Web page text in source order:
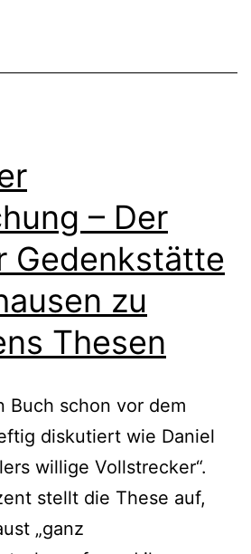
– Der
Gedenkstätte
zu
Thesen
Buch schon vor dem
diskutiert wie Daniel
willige Vollstrecker“.
stellt die These auf,
„ganz